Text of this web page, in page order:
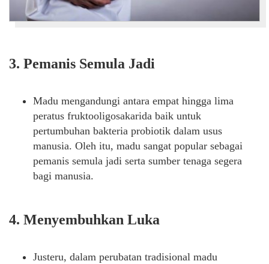
3. Pemanis Semula Jadi
Madu mengandungi antara empat hingga lima
peratus fruktooligosakarida baik untuk
pertumbuhan bakteria probiotik dalam usus
manusia. Oleh itu, madu sangat popular sebagai
pemanis semula jadi serta sumber tenaga segera
bagi manusia.
4. Menyembuhkan Luka
Justeru, dalam perubatan tradisional madu